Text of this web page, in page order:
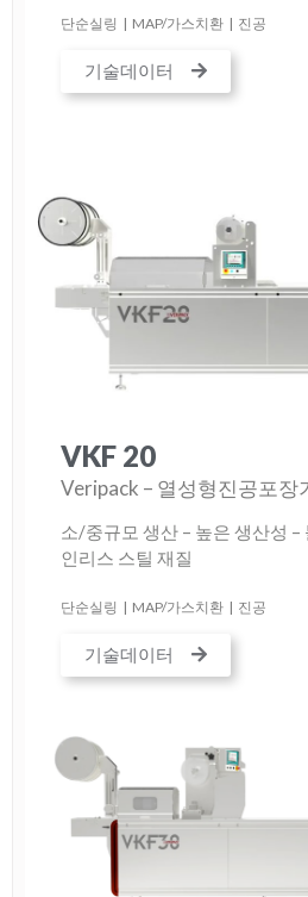
단순실링 | MAP/가스치환 | 진공
기술데이터
VKF 20
Veripack – 열성형진공포장
소/중규모 생산 – 높은 생산성 –
인리스 스틸 재질
단순실링 | MAP/가스치환 | 진공
기술데이터